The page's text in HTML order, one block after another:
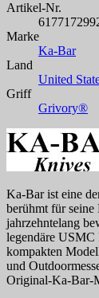
Artikel-Nr.
Marke
Ka-Bar
Land
United
Griff
Grivory®
Ka-Bar ist eine
berühmt für
jahrzehntelang
legendäre
kompakten
und
Original-Ka-Bar-